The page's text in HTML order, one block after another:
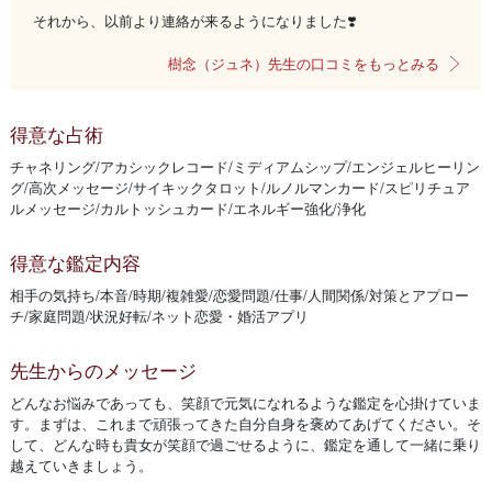
それから、以前より連絡が来るようになりました❣️
樹念（ジュネ）先生の口コミをもっとみる
得意な占術
チャネリング/アカシックレコード/ミディアムシップ/エンジェルヒーリン
グ/高次メッセージ/サイキックタロット/ルノルマンカード/スピリチュア
ルメッセージ/カルトッシュカード/エネルギー強化/浄化
得意な鑑定内容
相手の気持ち/本音/時期/複雑愛/恋愛問題/仕事/人間関係/対策とアプロー
チ/家庭問題/状況好転/ネット恋愛・婚活アプリ
先生からのメッセージ
どんなお悩みであっても、笑顔で元気になれるような鑑定を心掛けていま
す。まずは、これまで頑張ってきた自分自身を褒めてあげてください。そ
して、どんな時も貴女が笑顔で過ごせるように、鑑定を通して一緒に乗り
越えていきましょう。